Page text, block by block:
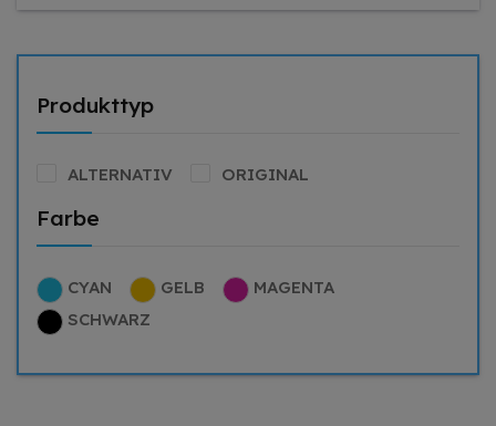
Produkttyp
ALTERNATIV ORIGINAL
Farbe
CYAN GELB
MAGENTA
SCHWARZ